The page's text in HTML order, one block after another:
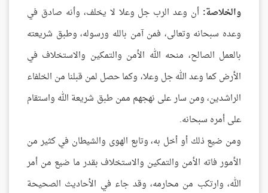
والخلاصة: أن وعد الرب جل وعلا لا يخلف، وأنه صادق في
وعده سبحانه وتعالى، فمن آمن بالله ورسوله، وطبق شريعته
بالعمل الصالح، منحه الله الأمن والتمكين والاستخلاف في
الأرض كما وعد الله جل وعلا، وكما حصل لمن قبلنا من الخلفاء
الراشدين، ومن سار على نهجهم ممن طبق شريعة الله واستقام
على أمره سبحانه.
ومن ضيع ذلك أو أخل به، وتابع الهوى والشيطان في كثير من
الأمور فاته الأمن والتمكين والاستخلاف بقدر ما ضيع من أمر
الله، وارتكب من محارمه، وقد جاء في الأحاديث الصحيحة